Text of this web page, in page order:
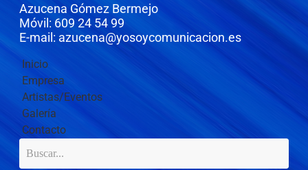
Azucena Gómez Bermejo
Móvil: 609 24 54 99
E-mail: azucena@yosoycomunicacion.es
Inicio
Empresa
Artistas/Eventos
Galería
Contacto